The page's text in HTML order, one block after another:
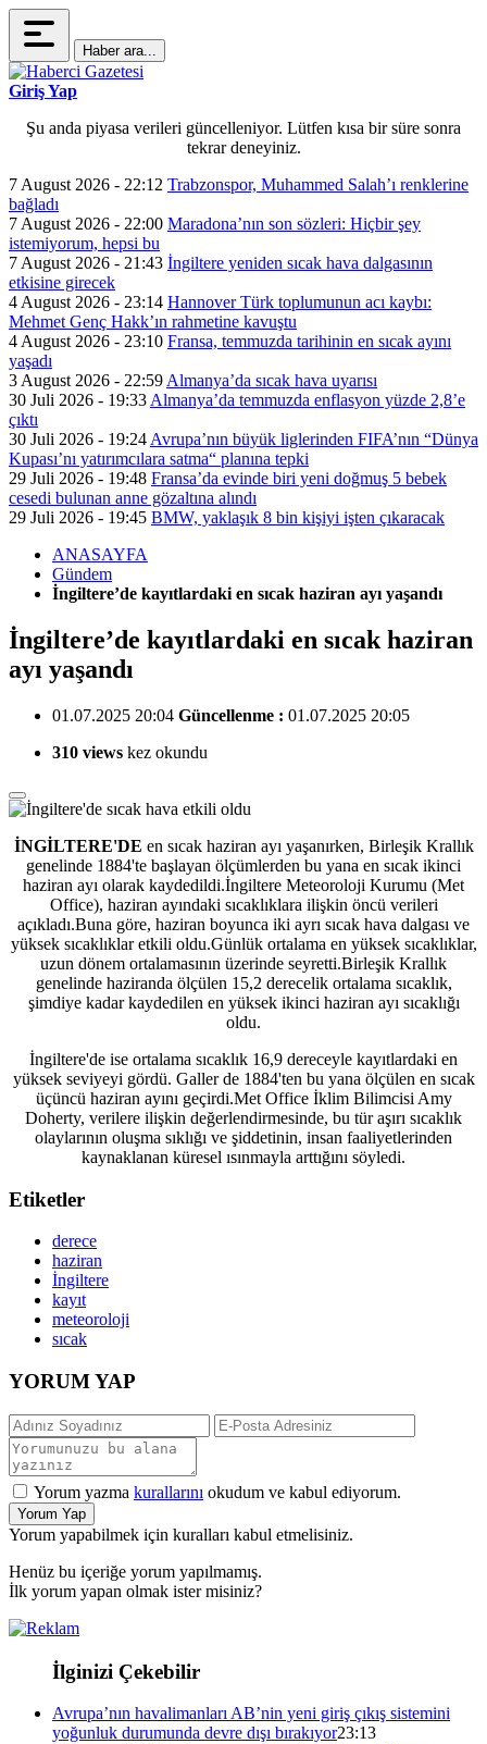
Haber ara...
Giriş Yap
Şu anda piyasa verileri güncelleniyor. Lütfen kısa bir süre sonra
tekrar deneyiniz.
7 August 2026 - 22:12 Trabzonspor, Muhammed Salah’ı renklerine
bağladı
7 August 2026 - 22:00 Maradona’nın son sözleri: Hiçbir şey
istemiyorum, hepsi bu
7 August 2026 - 21:43 İngiltere yeniden sıcak hava dalgasının
etkisine girecek
4 August 2026 - 23:14 Hannover Türk toplumunun acı kaybı:
Mehmet Genç Hakk’ın rahmetine kavuştu
4 August 2026 - 23:10 Fransa, temmuzda tarihinin en sıcak ayını
yaşadı
3 August 2026 - 22:59 Almanya’da sıcak hava uyarısı
30 Juli 2026 - 19:33 Almanya’da temmuzda enflasyon yüzde 2,8’e
çıktı
30 Juli 2026 - 19:24 Avrupa’nın büyük liglerinden FIFA’nın “Dünya
Kupası’nı yatırımcılara satma“ planına tepki
29 Juli 2026 - 19:48 Fransa’da evinde biri yeni doğmuş 5 bebek
cesedi bulunan anne gözaltına alındı
29 Juli 2026 - 19:45 BMW, yaklaşık 8 bin kişiyi işten çıkaracak
ANASAYFA
Gündem
İngiltere’de kayıtlardaki en sıcak haziran ayı yaşandı
İngiltere’de kayıtlardaki en sıcak haziran
ayı yaşandı
01.07.2025 20:04 Güncellenme : 01.07.2025 20:05
310 views kez okundu
İNGİLTERE'DE en sıcak haziran ayı yaşanırken, Birleşik Krallık
genelinde 1884'te başlayan ölçümlerden bu yana en sıcak ikinci
haziran ayı olarak kaydedildi.İngiltere Meteoroloji Kurumu (Met
Office), haziran ayındaki sıcaklıklara ilişkin öncü verileri
açıkladı.Buna göre, haziran boyunca iki ayrı sıcak hava dalgası ve
yüksek sıcaklıklar etkili oldu.Günlük ortalama en yüksek sıcaklıklar,
uzun dönem ortalamasının üzerinde seyretti.Birleşik Krallık
genelinde haziranda ölçülen 15,2 derecelik ortalama sıcaklık,
şimdiye kadar kaydedilen en yüksek ikinci haziran ayı sıcaklığı
oldu.
İngiltere'de ise ortalama sıcaklık 16,9 dereceyle kayıtlardaki en
yüksek seviyeyi gördü. Galler de 1884'ten bu yana ölçülen en sıcak
üçüncü haziran ayını geçirdi.Met Office İklim Bilimcisi Amy
Doherty, verilere ilişkin değerlendirmesinde, bu tür aşırı sıcaklık
olaylarının oluşma sıklığı ve şiddetinin, insan faaliyetlerinden
kaynaklanan küresel ısınmayla arttığını söyledi.
Etiketler
derece
haziran
İngiltere
kayıt
meteoroloji
sıcak
YORUM YAP
Yorum yazma kurallarını okudum ve kabul ediyorum.
Yorum Yap
Yorum yapabilmek için kuralları kabul etmelisiniz.
Henüz bu içeriğe yorum yapılmamış.
İlk yorum yapan olmak ister misiniz?
İlginizi Çekebilir
Avrupa’nın havalimanları AB’nin yeni giriş çıkış sistemini
yoğunluk durumunda devre dışı bırakıyor23:13